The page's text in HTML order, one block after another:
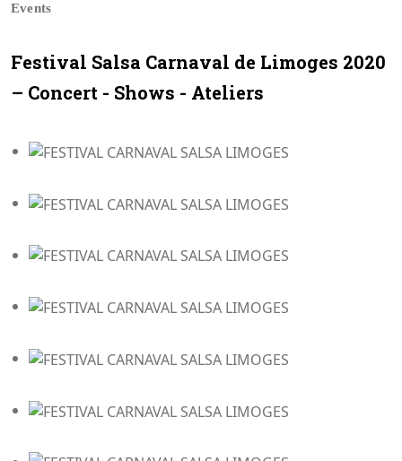
Events
Festival Salsa Carnaval de Limoges 2020
– Concert - Shows - Ateliers